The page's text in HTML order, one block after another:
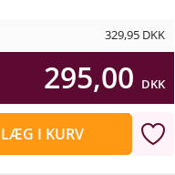
329,95 DKK
295,00 DKK
LÆG I KURV